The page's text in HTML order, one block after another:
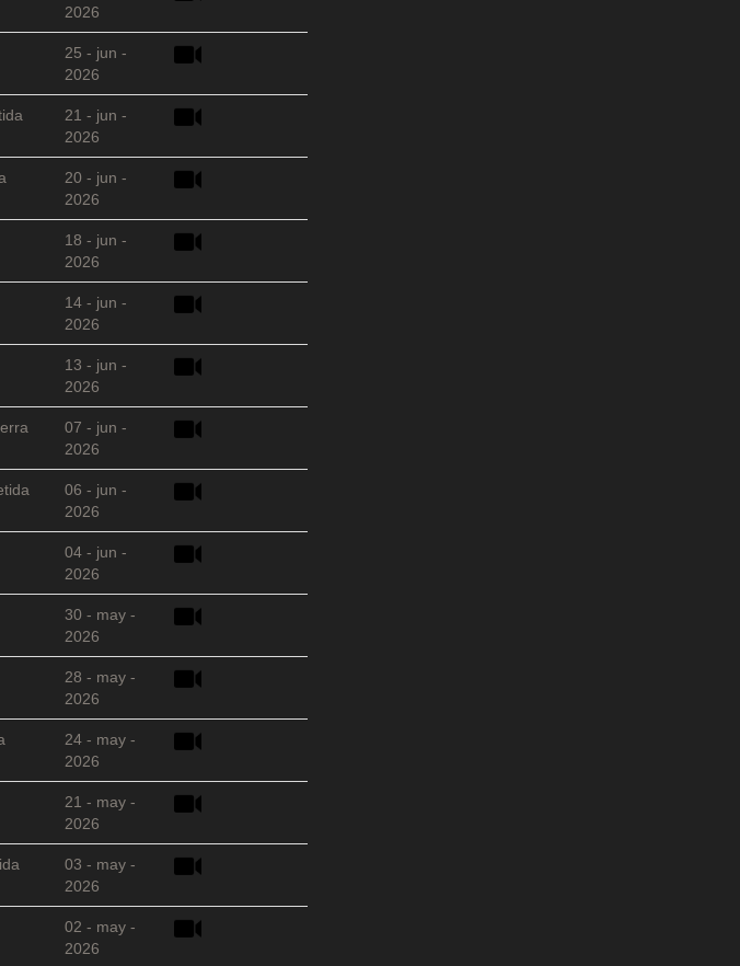
2026
25 - jun -
2026
21 - jun -
2026
20 - jun -
2026
18 - jun -
2026
14 - jun -
2026
13 - jun -
2026
07 - jun -
2026
06 - jun -
2026
04 - jun -
2026
30 - may -
2026
28 - may -
2026
24 - may -
2026
21 - may -
2026
03 - may -
2026
02 - may -
2026